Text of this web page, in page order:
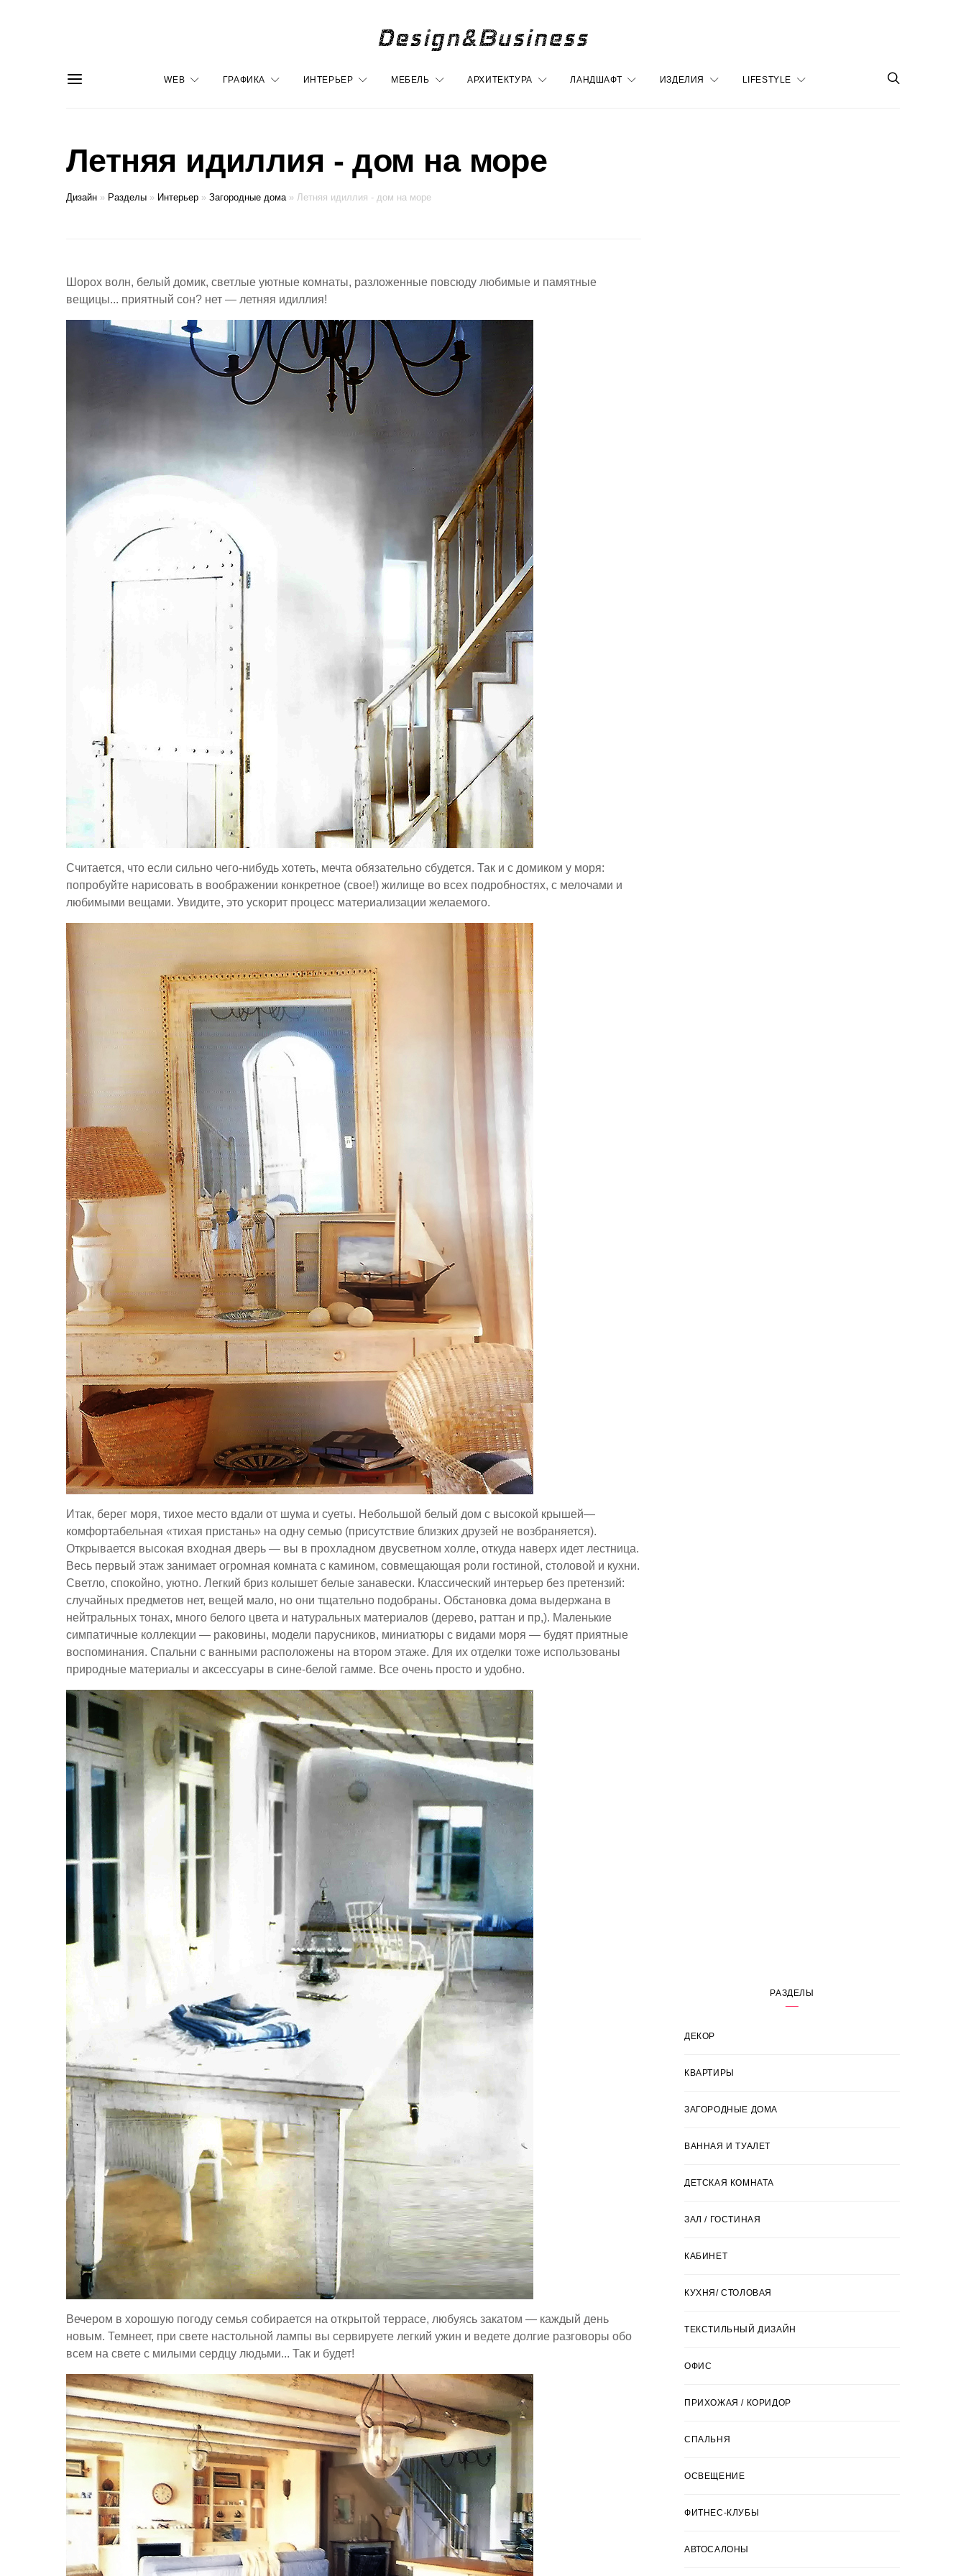
WEB ГРАФИКА ИНТЕРЬЕР МЕБЕЛЬ АРХИТЕКТУРА ЛАНДШАФТ ИЗДЕЛИЯ LIFESTYLE
Летняя идиллия - дом на море
Дизайн » Разделы » Интерьер » Загородные дома» Летняя идиллия - дом на море
Шорох волн, белый домик, светлые уютные комнаты, разложенные повсюду любимые и памятные
вещицы... приятный сон? нет — летняя идиллия!
Считается, что если сильно чего-нибудь хотеть, мечта обязательно сбудется. Так и с домиком у моря:
попробуйте нарисовать в воображении конкретное (свое!) жилище во всех подробностях, с мелочами и
любимыми вещами. Увидите, это ускорит процесс материализации желаемого.
Итак, берег моря, тихое место вдали от шума и суеты. Небольшой белый дом с высокой крышей—
комфортабельная «тихая пристань» на одну семью (присутствие близких друзей не возбраняется).
Открывается высокая входная дверь — вы в прохладном двусветном холле, откуда наверх идет лестница.
Весь первый этаж занимает огромная комната с камином, совмещающая роли гостиной, столовой и кухни.
Светло, спокойно, уютно. Легкий бриз колышет белые занавески. Классический интерьер без претензий:
случайных предметов нет, вещей мало, но они тщательно подобраны. Обстановка дома выдержана в
нейтральных тонах, много белого цвета и натуральных материалов (дерево, раттан и пр,). Маленькие
симпатичные коллекции — раковины, модели парусников, миниатюры с видами моря — будят приятные
воспоминания. Спальни с ванными расположены на втором этаже. Для их отделки тоже использованы
природные материалы и аксессуары в сине-белой гамме. Все очень просто и удобно.
Вечером в хорошую погоду семья собирается на открытой террасе, любуясь закатом — каждый день
новым. Темнеет, при свете настольной лампы вы сервируете легкий ужин и ведете долгие разговоры обо
всем на свете с милыми сердцу людьми... Так и будет!
РАЗДЕЛЫ
ДЕКОР
КВАРТИРЫ
ЗАГОРОДНЫЕ ДОМА
ВАННАЯ И ТУАЛЕТ
ДЕТСКАЯ КОМНАТА
ЗАЛ / ГОСТИНАЯ
КАБИНЕТ
КУХНЯ/ СТОЛОВАЯ
ТЕКСТИЛЬНЫЙ ДИЗАЙН
ОФИС
ПРИХОЖАЯ / КОРИДОР
СПАЛЬНЯ
ОСВЕЩЕНИЕ
ФИТНЕС-КЛУБЫ
АВТОСАЛОНЫ